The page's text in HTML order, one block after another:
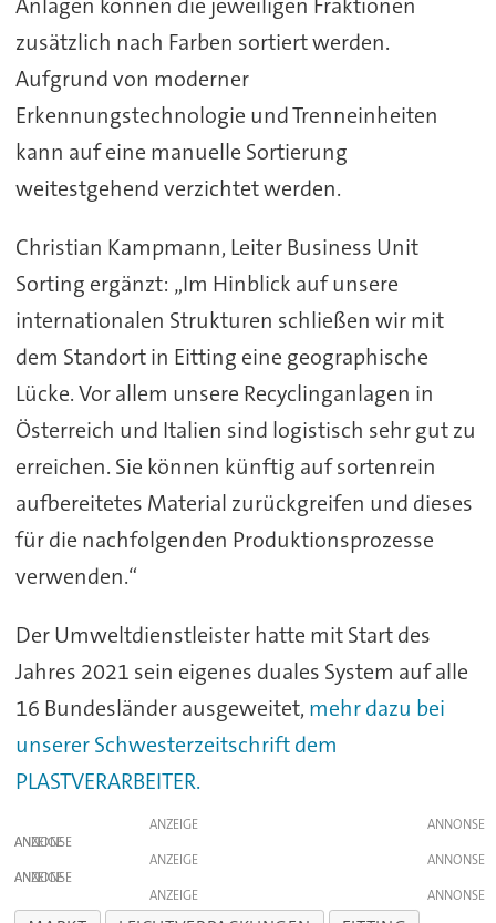
Anlagen können die jeweiligen Fraktionen
zusätzlich nach Farben sortiert werden.
Aufgrund von moderner
Erkennungstechnologie und Trenneinheiten
kann auf eine manuelle Sortierung
weitestgehend verzichtet werden.
Christian Kampmann, Leiter Business Unit
Sorting ergänzt: „Im Hinblick auf unsere
internationalen Strukturen schließen wir mit
dem Standort in Eitting eine geographische
Lücke. Vor allem unsere Recyclinganlagen in
Österreich und Italien sind logistisch sehr gut zu
erreichen. Sie können künftig auf sortenrein
aufbereitetes Material zurückgreifen und dieses
für die nachfolgenden Produktionsprozesse
verwenden.“
Der Umweltdienstleister hatte mit Start des
Jahres 2021 sein eigenes duales System auf alle
16 Bundesländer ausgeweitet, mehr dazu bei
unserer Schwesterzeitschrift dem
PLASTVERARBEITER.
ANZEIGE
ANZEIGE
ANZEIGE
ANZEIGE
ANZEIGE